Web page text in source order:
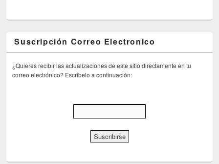
Suscripción Correo Electronico
¿Quieres recibir las actualizaciones de este sitio directamente en tu
correo electrónico? Escribelo a continuación: